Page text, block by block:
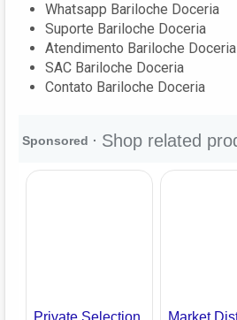
Whatsapp Bariloche Doceria
Suporte Bariloche Doceria
Atendimento Bariloche Doceria
SAC Bariloche Doceria
Contato Bariloche Doceria